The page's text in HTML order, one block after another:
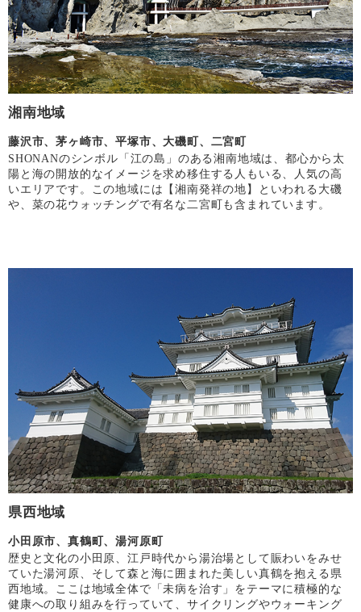
湘南地域
藤沢市、茅ヶ崎市、平塚市、大磯町、二宮町
SHONANのシンボル「江の島」のある湘南地域は、都心から太
陽と海の開放的なイメージを求め移住する人もいる、人気の高
いエリアです。この地域には【湘南発祥の地】といわれる大磯
や、菜の花ウォッチングで有名な二宮町も含まれています。
県西地域
小田原市、真鶴町、湯河原町
歴史と文化の小田原、江戸時代から湯治場として賑わいをみせ
ていた湯河原、そして森と海に囲まれた美しい真鶴を抱える県
西地域。ここは地域全体で「未病を治す」をテーマに積極的な
健康への取り組みを行っていて、サイクリングやウォーキング